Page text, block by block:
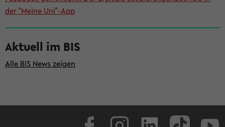
i
s
t
e
der "Meine Uni"-App
Aktuell im BIS
Alle BIS News zeigen